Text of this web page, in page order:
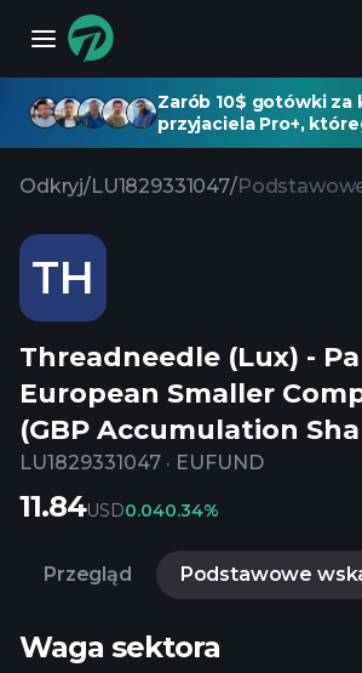
Zarób 10$ gotówki za
przyjaciela Pro+,
Odkryj/LU1829331047/
TH
Threadneedle (Lux) -
European Smaller
(GBP Accumulation
LU1829331047 · EUFUND
11.84USD0.040.34%
Przegląd Podstawowe
Waga sektora